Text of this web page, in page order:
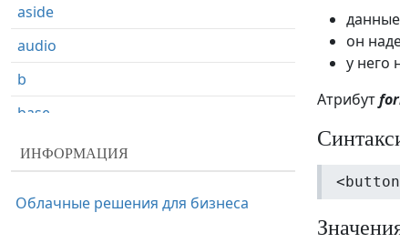
он
у него
Атрибут
aside
audio
b
base
basefont
bdo
ИНФОРМАЦИЯ
Облачные решения для бизнеса